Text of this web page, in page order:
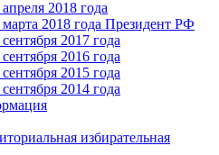
2018 года
2018 года Президент РФ
2017 года
2016 года
2015 года
2014 года
избирательная